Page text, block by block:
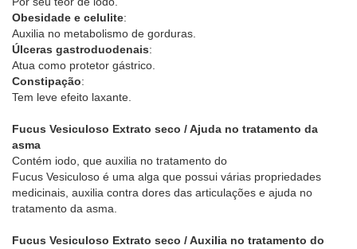
Obesidade e celulite:
Auxilia no metabolismo de gorduras.
Úlceras gastroduodenais:
Atua como protetor gástrico.
Constipação:
Tem leve efeito laxante.
Fucus Vesiculoso Extrato seco / Ajuda no tratamento da
asma
Contém iodo, que auxilia no tratamento do
Fucus Vesiculoso é uma alga que possui várias propriedades
medicinais, auxilia contra dores das articulações e ajuda no
tratamento da asma.
Fucus Vesiculoso Extrato seco / Auxilia no tratamento do